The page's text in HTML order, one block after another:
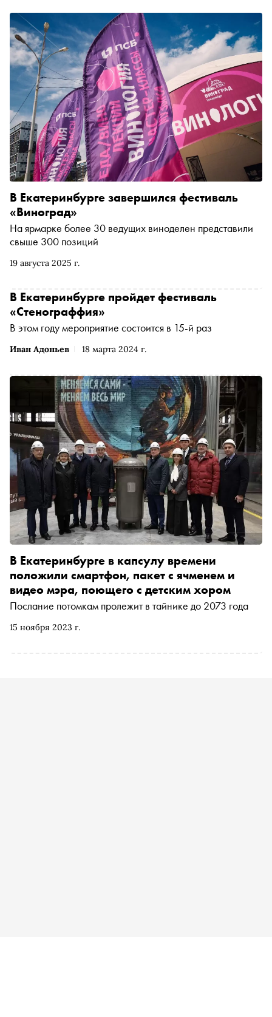
19 августа 2025 г.
В Екатеринбурге завершился фестиваль
«Виноград»
На ярмарке более 30 ведущих виноделен представили
свыше 300 позиций
Иван Адоньев 18 марта 2024 г.
В Екатеринбурге пройдет фестиваль
«Стенограффия»
В этом году мероприятие состоится в 15-й раз
15 ноября 2023 г.
В Екатеринбурге в капсулу времени
положили смартфон, пакет с ячменем и
видео мэра, поющего с детским хором
Послание потомкам пролежит в тайнике до 2073 года